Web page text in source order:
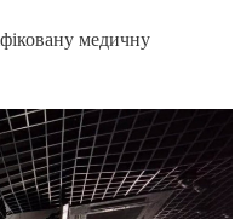
медичну